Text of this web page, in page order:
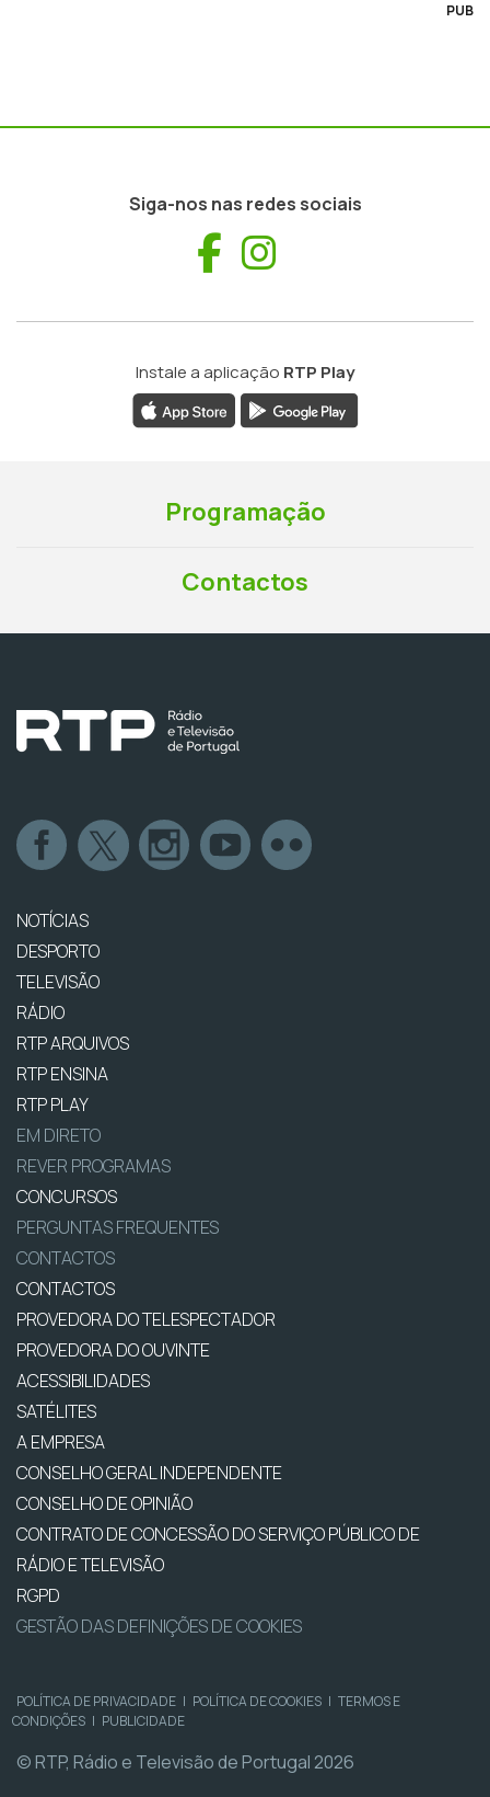
PUB
Siga-nos nas redes sociais
Facebook
Instale a aplicação RTP Play
Programação
Contactos
NOTÍCIAS
DESPORTO
TELEVISÃO
RÁDIO
RTP ARQUIVOS
RTP ENSINA
RTP PLAY
EM DIRETO
REVER PROGRAMAS
CONCURSOS
PERGUNTAS FREQUENTES
CONTACTOS
CONTACTOS
PROVEDORA DO TELESPECTADOR
PROVEDORA DO OUVINTE
ACESSIBILIDADES
SATÉLITES
A EMPRESA
CONSELHO GERAL INDEPENDENTE
CONSELHO DE OPINIÃO
CONTRATO DE CONCESSÃO DO SERVIÇO PÚBLICO DE
RÁDIO E TELEVISÃO
RGPD
GESTÃO DAS DEFINIÇÕES DE COOKIES
POLÍTICA DE PRIVACIDADE | POLÍTICA DE COOKIES | TERMOS E
CONDIÇÕES | PUBLICIDADE
© RTP, Rádio e Televisão de Portugal 2026